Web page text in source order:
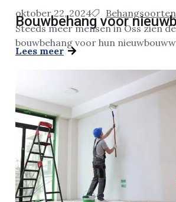
oktober 22, 2024 Behangsoorten
Bouwbehang voor
Steeds meer mensen in Oss zien
bouwbehang voor hun
Lees meer